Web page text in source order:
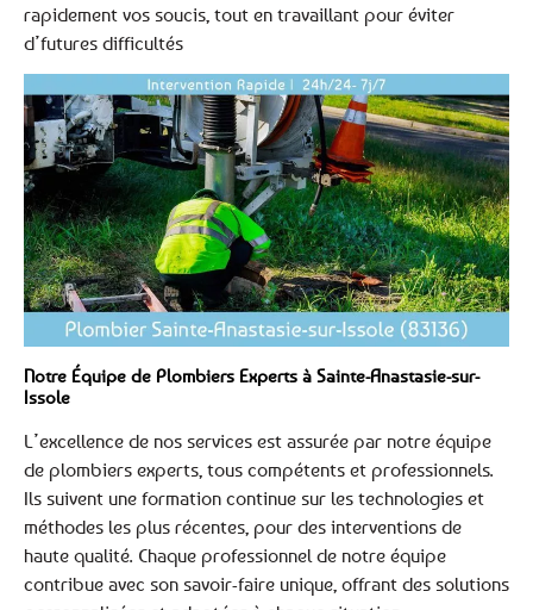
rapidement vos soucis, tout en travaillant pour éviter
d’futures difficultés
Notre Équipe de Plombiers Experts à Sainte-Anastasie-sur-
Issole
L’excellence de nos services est assurée par notre équipe
de plombiers experts, tous compétents et professionnels.
Ils suivent une formation continue sur les technologies et
méthodes les plus récentes, pour des interventions de
haute qualité. Chaque professionnel de notre équipe
contribue avec son savoir-faire unique, offrant des solutions